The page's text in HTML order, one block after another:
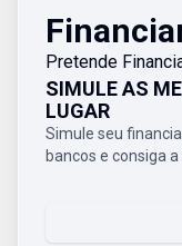
Pretende
SIMULE AS
LUGAR
Simule seu
bancos e consiga